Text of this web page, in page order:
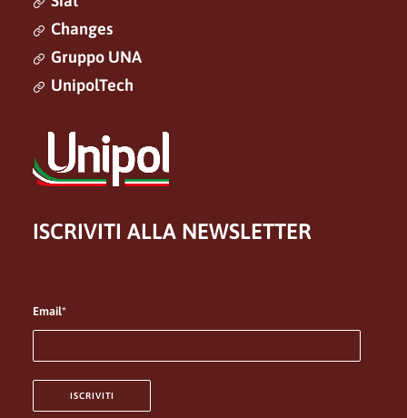
Changes
Gruppo UNA
UnipolTech
ISCRIVITI ALLA NEWSLETTER
Email*